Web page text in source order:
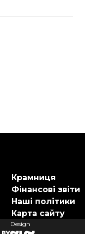
Крамниця
Фінансові звіти
Наші політики
Карта сайту
Design